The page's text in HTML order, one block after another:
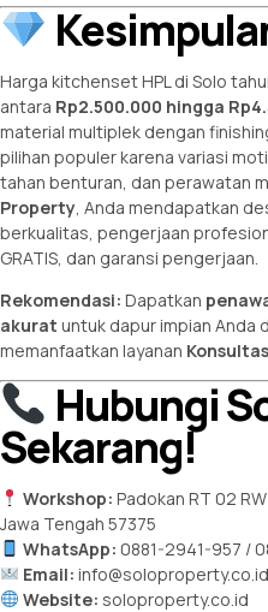
Harga kitchenset HPL di Solo
antara Rp2.500.000 hingga
material multiplek dengan
pilihan populer karena variasi
tahan benturan, dan perawatan
Property, Anda mendapatkan
berkualitas, pengerjaan
GRATIS, dan garansi pengerjaan.
Rekomendasi: Dapatkan
akurat untuk dapur impian Anda
memanfaatkan layanan
Hubungi
Sekarang!
Workshop: Padokan RT 02
Jawa Tengah 57375
WhatsApp: 0881-2941-957 /
Email: info@soloproperty.co.id
Website: soloproperty.co.id